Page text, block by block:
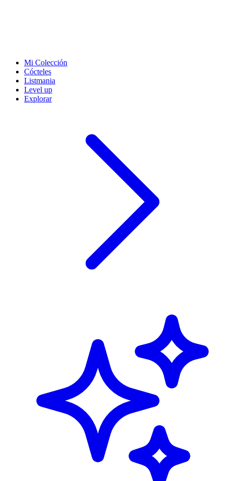
Mi Colección
Cócteles
Listmania
Level up
Explorar